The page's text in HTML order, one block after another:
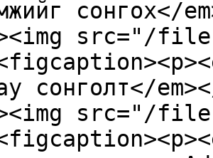
src="/
сонголт</
src="/files/